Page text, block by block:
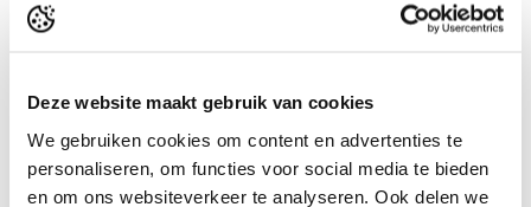
Deze website maakt gebruik van cookies
We gebruiken cookies om content en advertenties te
personaliseren, om functies voor social media te bieden
en om ons websiteverkeer te analyseren. Ook delen we
42,95
voir le produit voir le produit
Livraison rapide